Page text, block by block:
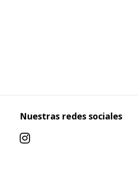
Nuestras redes sociales